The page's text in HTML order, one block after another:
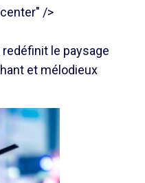
/>
le paysage
et mélodieux